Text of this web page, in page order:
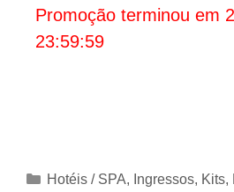
Promoção terminou em
23:59:59
Categorias
Hotéis / SPA, Ingressos, Kits,